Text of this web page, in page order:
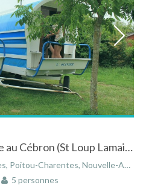
Hébergement en roulotte au Cébron (St Loup Lamairé )- Deux-Sèvres - Poitou-Charentes
Charentes, Nouvelle-Aquitaine, France
5 personnes